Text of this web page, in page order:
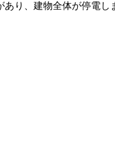
り、建物全体が停電し